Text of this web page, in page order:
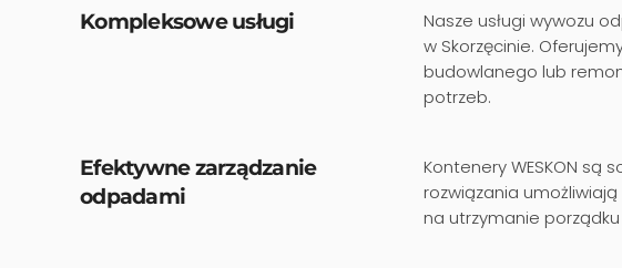
Kompleksowe usługi
Nasze usługi wywozu
w Skorzęcinie.
budowlanego lub
potrzeb.
Efektywne zarządzanie
odpadami
Kontenery WESKON
rozwiązania
na utrzymanie